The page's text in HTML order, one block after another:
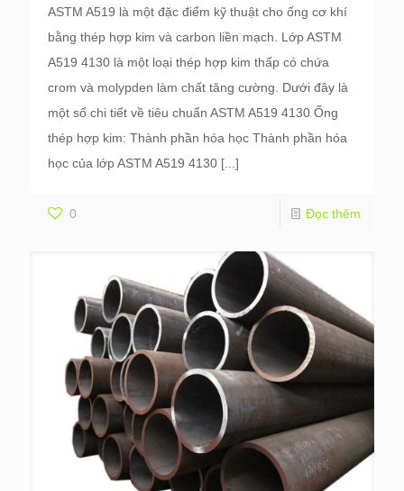
ASTM A519 là một đặc điểm kỹ thuật cho ống cơ khí
bằng thép hợp kim và carbon liền mạch. Lớp ASTM
A519 4130 là một loại thép hợp kim thấp có chứa
crom và molypden làm chất tăng cường. Dưới đây là
một số chi tiết về tiêu chuẩn ASTM A519 4130 Ống
thép hợp kim: Thành phần hóa học Thành phần hóa
học của lớp ASTM A519 4130 [...]
0 Đọc thêm